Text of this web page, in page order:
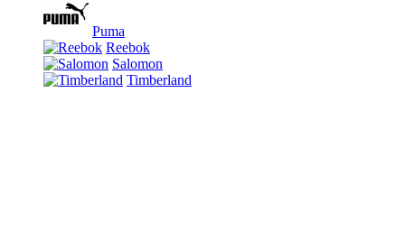
Puma
Reebok
Salomon
Timberland